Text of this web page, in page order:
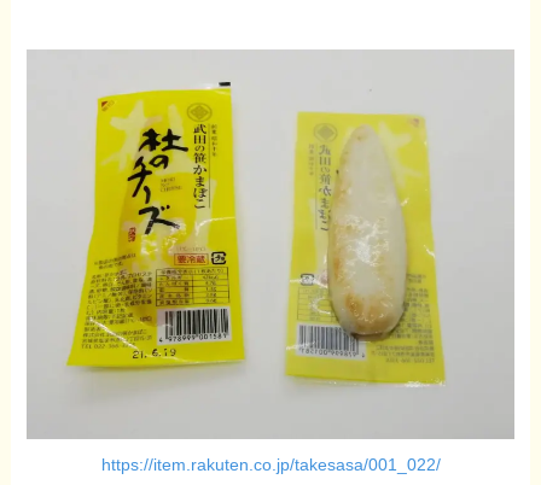
https://item.rakuten.co.jp/takesasa/001_022/